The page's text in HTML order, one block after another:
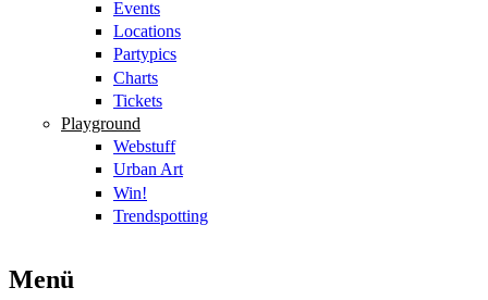
Events
Locations
Partypics
Charts
Tickets
Playground
Webstuff
Urban Art
Win!
Trendspotting
Menü